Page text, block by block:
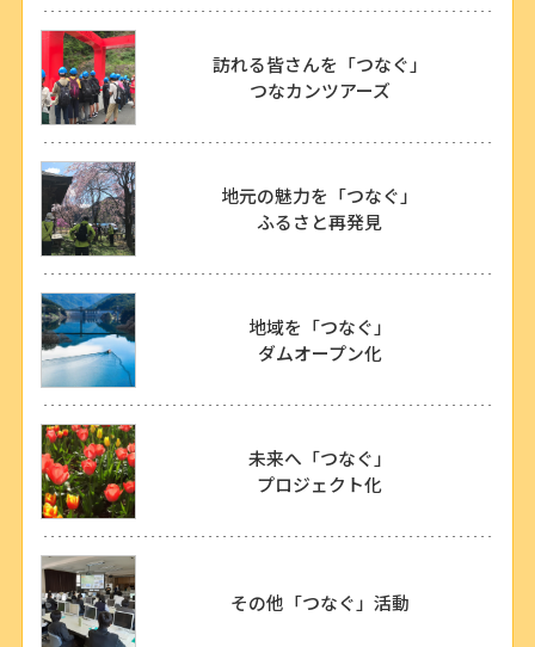
訪れる皆さんを「つなぐ」
つなカンツアーズ
地元の魅力を「つなぐ」
ふるさと再発見
地域を「つなぐ」
ダムオープン化
未来へ「つなぐ」
プロジェクト化
その他「つなぐ」活動